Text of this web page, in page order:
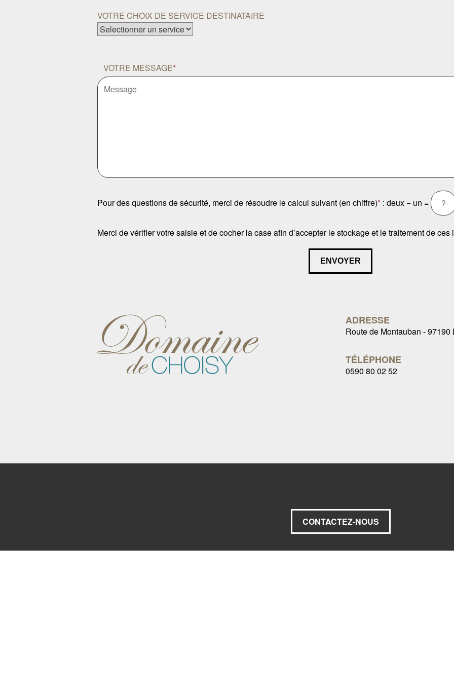
VOTRE CHOIX DE SERVICE DESTINATAIRE
VOTRE MESSAGE*
Pour des questions de sécurité, merci de résoudre le calcul suivant (en chiffre)* : deux − un =
Merci de vérifier votre saisie et de cocher la case afin d’accepter le stockage et le traitement de ces
ENVOYER
ADRESSE
Route de Montauban - 97190
TÉLÉPHONE
0590 80 02 52
CONTACTEZ-NOUS